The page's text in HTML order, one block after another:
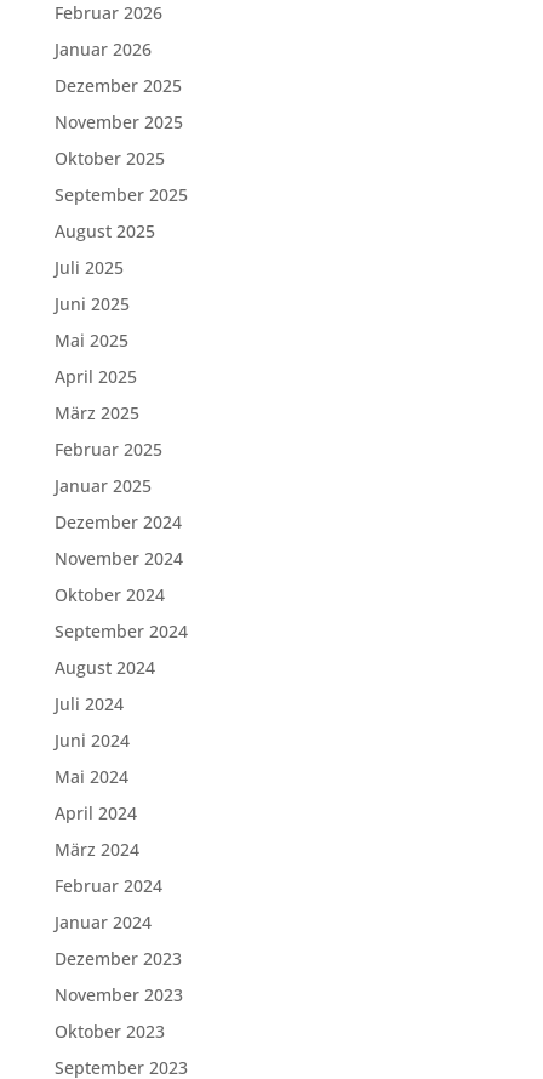
Februar 2026
Januar 2026
Dezember 2025
November 2025
Oktober 2025
September 2025
August 2025
Juli 2025
Juni 2025
Mai 2025
April 2025
März 2025
Februar 2025
Januar 2025
Dezember 2024
November 2024
Oktober 2024
September 2024
August 2024
Juli 2024
Juni 2024
Mai 2024
April 2024
März 2024
Februar 2024
Januar 2024
Dezember 2023
November 2023
Oktober 2023
September 2023